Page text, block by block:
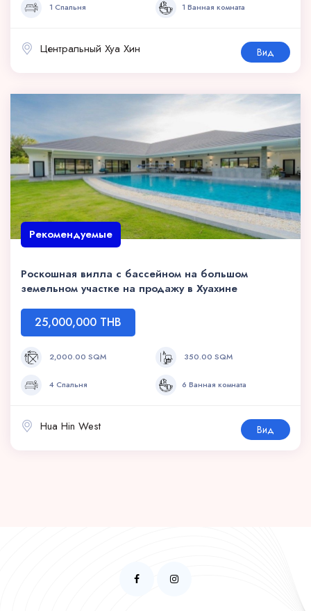
1 Спальня 1 Ванная комната
Центральный Хуа Хин Вид
Рекомендуемые
Роскошная вилла с бассейном на большом
земельном участке на продажу в Хуахине
25,000,000 THB
2,000.00 SQM 350.00 SQM
4 Спальня 6 Ванная комната
Hua Hin West Вид